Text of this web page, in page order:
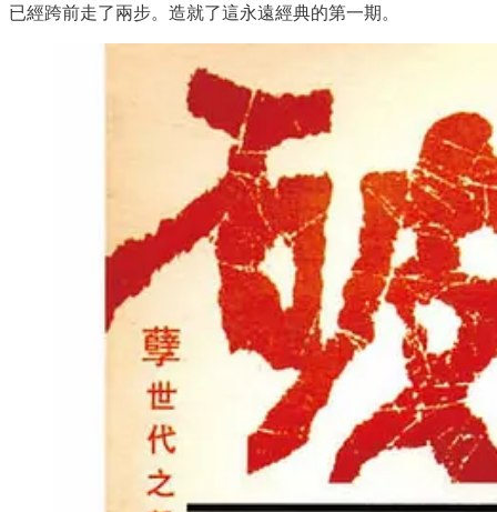
已經跨前走了兩步。造就了這永遠經典的第一期。